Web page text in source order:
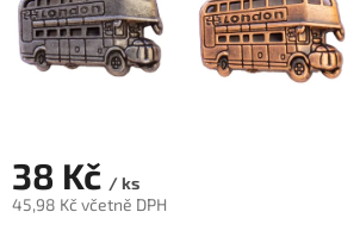
38 Kč / ks
45,98 Kč včetně DPH